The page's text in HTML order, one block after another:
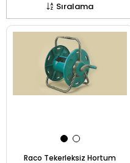
Sıralama
Raco Tekerleksiz Hortum